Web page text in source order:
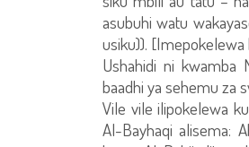
asubuhi watu
usiku)).
Ushahidi ni kwamba
baadhi ya sehemu za
Vile vile ilipokelewa
Al-Bayhaqi alisema: